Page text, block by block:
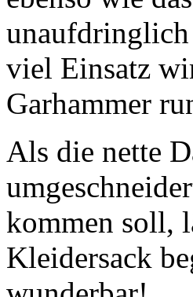
viel Einsatz
Garhammer
Als die nette
kommen soll,
Kleidersack